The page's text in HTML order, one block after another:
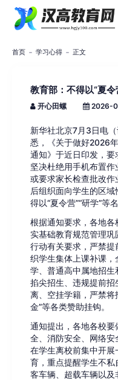
首页 学习心得 正文
教育部：不得以“夏
开心田螺 2026-
新华社北京7月3日电
悉，《关于做好2026
通知》于近日印发，要
坚决杜绝用手机布置
或要求家长检查批改
后组织面向学生的区
得以“夏令营”“研学”等
根据通知要求，各地
实基础教育规范管理
行动有关要求，严禁提
织学生集体上课补课，
学、普通高中属地招生
掐尖招生、违规提前
离、空挂学籍，严禁将
金”等各类赞助挂钩。
通知提出，各地各校
全、消防安全、网络安
在学生离校前集中开
育，重点提醒学生不
客车辆、超载车辆以